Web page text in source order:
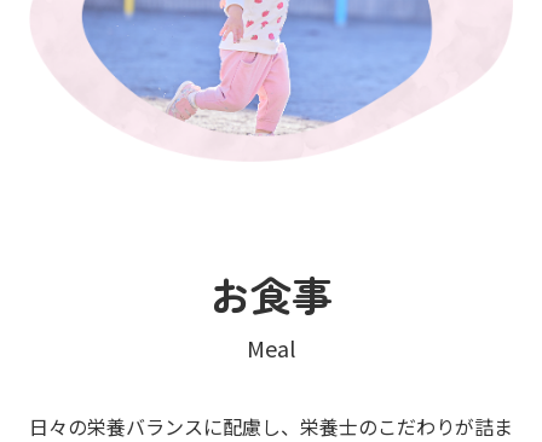
お食事
Meal
日々の栄養バランスに配慮し、栄養士のこだわりが詰ま